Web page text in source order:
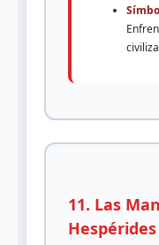
11. Las
Hespérides